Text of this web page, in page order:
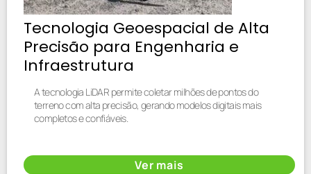
Tecnologia Geoespacial de Alta
Precisão para Engenharia e
Infraestrutura
A tecnologia LiDAR permite coletar milhões de pontos do
terreno com alta precisão, gerando modelos digitais mais
completos e confiáveis.
Ver mais